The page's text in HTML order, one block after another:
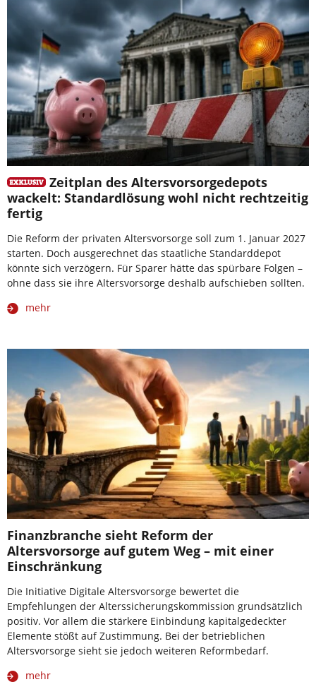
Zeitplan des Altersvorsorgedepots
wackelt: Standardlösung wohl nicht rechtzeitig
fertig
Die Reform der privaten Altersvorsorge soll zum 1. Januar 2027
starten. Doch ausgerechnet das staatliche Standarddepot
könnte sich verzögern. Für Sparer hätte das spürbare Folgen –
ohne dass sie ihre Altersvorsorge deshalb aufschieben sollten.
mehr
Finanzbranche sieht Reform der
Altersvorsorge auf gutem Weg – mit einer
Einschränkung
Die Initiative Digitale Altersvorsorge bewertet die
Empfehlungen der Alterssicherungskommission grundsätzlich
positiv. Vor allem die stärkere Einbindung kapitalgedeckter
Elemente stößt auf Zustimmung. Bei der betrieblichen
Altersvorsorge sieht sie jedoch weiteren Reformbedarf.
mehr